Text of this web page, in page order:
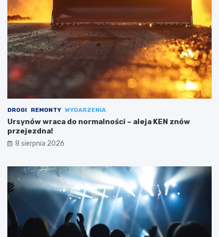
DROGI REMONTY WYDARZENIA
Ursynów wraca do normalności – aleja KEN znów
przejezdna!
8 sierpnia 2026